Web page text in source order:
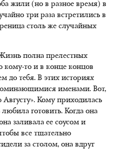
жили (но в разное время) в
три раза встретились в
столь же случайных
полна прелестных
кому-то и в конце концов
до тебя. В этих историях
именами. Вот,
Кому приходилась
любила готовить. Когда она
заливала ее соусом и
все тщательно
за столом, она вдруг